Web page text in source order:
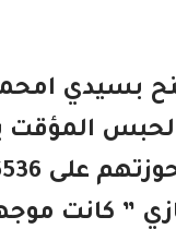
بسيدي
المؤقت
” كانت